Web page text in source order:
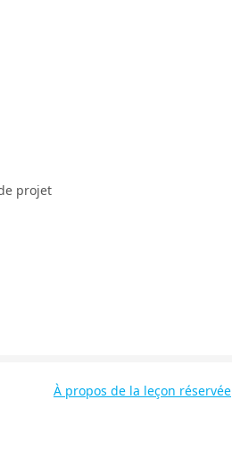
projet
À propos de la leçon réservée